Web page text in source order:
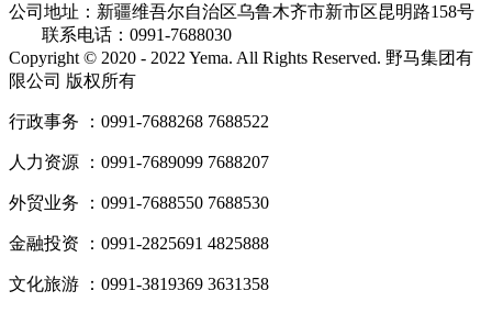
公司地址：新疆维吾尔自治区乌鲁木齐市新市区昆明路158号
联系电话：0991-7688030
Copyright © 2020 - 2022 Yema. All Rights Reserved. 野马集团有
限公司 版权所有
行政事务 ：0991-7688268 7688522
人力资源 ：0991-7689099 7688207
外贸业务 ：0991-7688550 7688530
金融投资 ：0991-2825691 4825888
文化旅游 ：0991-3819369 3631358